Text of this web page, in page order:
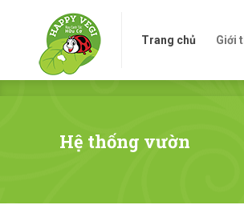
Trang chủ Giới
Hệ thống vườn